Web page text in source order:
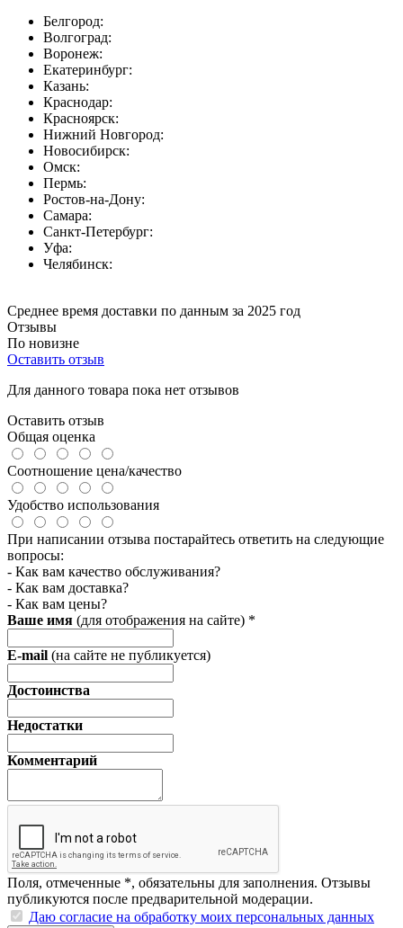
Белгород:
Волгоград:
Воронеж:
Екатеринбург:
Казань:
Краснодар:
Красноярск:
Нижний Новгород:
Новосибирск:
Омск:
Пермь:
Ростов-на-Дону:
Самара:
Санкт-Петербург:
Уфа:
Челябинск:
Среднее время доставки по данным за 2025 год
Отзывы
По новизне
Оставить отзыв
Для данного товара пока нет отзывов
Оставить отзыв
Общая оценка
Соотношение цена/качество
Удобство использования
При написании отзыва постарайтесь ответить на следующие
вопросы:
- Как вам качество обслуживания?
- Как вам доставка?
- Как вам цены?
Ваше имя (для отображения на сайте) *
E-mail (на сайте не публикуется)
Достоинства
Недостатки
Комментарий
Поля, отмеченные *, обязательны для заполнения. Отзывы
публикуются после предварительной модерации.
Даю согласие на обработку моих персональных данных